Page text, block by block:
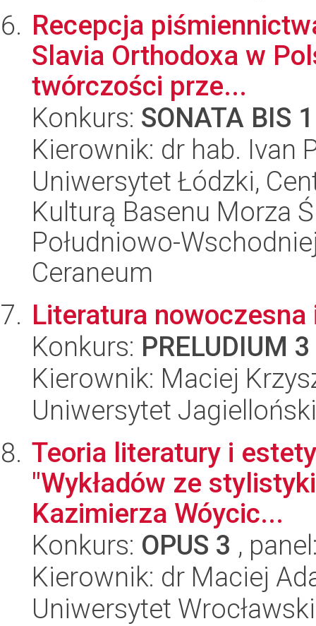
Recepcja
Slavia Orthodoxa w
twórczości prze...
Konkurs: SONATA BIS 1
Kierownik: dr hab. Ivan
Uniwersytet Łódzki,
Kulturą Basenu Morza
Południowo-
Ceraneum
Literatura
Konkurs: PRELUDIUM 3
Kierownik: Maciej
Uniwersytet
Teoria literatury i
"Wykładów ze
Kazimierza Wóycic...
Konkurs: OPUS 3 ,
Kierownik: dr Maciej
Uniwersytet